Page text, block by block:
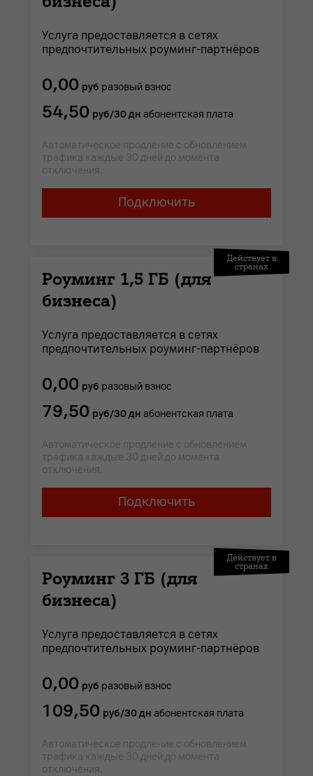
Услуга предоставляется в сетях
предпочтительных роуминг-партнёров
0,00 руб разовый взнос
54,50 руб/30 дн абонентская плата
Автоматическое продление с обновлением
трафика каждые 30 дней до момента
отключения.
Подключить
Действует в
странах
Роуминг 1,5 ГБ (для
бизнеса)
Услуга предоставляется в сетях
предпочтительных роуминг-партнёров
0,00 руб разовый взнос
79,50 руб/30 дн абонентская плата
Автоматическое продление с обновлением
трафика каждые 30 дней до момента
отключения.
Подключить
Действует в
странах
Роуминг 3 ГБ (для
бизнеса)
Услуга предоставляется в сетях
предпочтительных роуминг-партнёров
0,00 руб разовый взнос
109,50 руб/30 дн абонентская плата
Автоматическое продление с обновлением
трафика каждые 30 дней до момента
отключения.